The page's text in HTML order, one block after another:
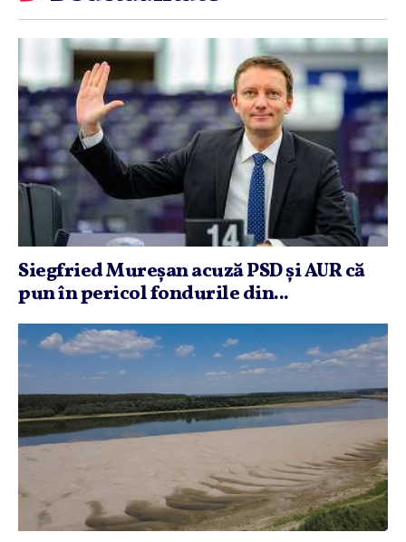
Siegfried Mureşan acuză PSD şi AUR că
pun în pericol fondurile din...